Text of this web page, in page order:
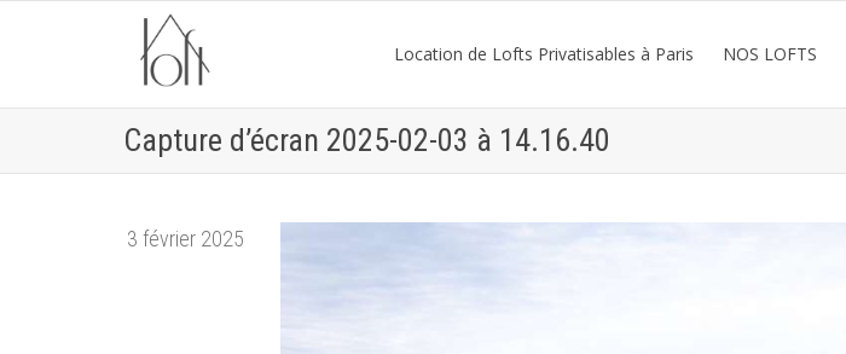
Location de Lofts Privatisables à Paris NOS LOFTS
Capture d’écran 2025-02-03 à 14.16.40
3 février 2025